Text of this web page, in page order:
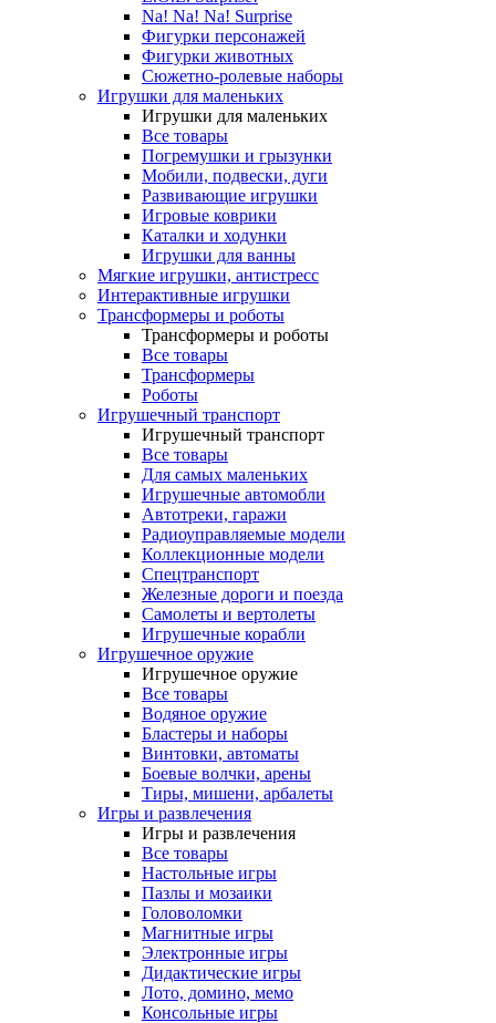
Na! Na! Na! Surprise
Фигурки персонажей
Фигурки животных
Сюжетно-ролевые наборы
Игрушки для маленьких
Игрушки для маленьких
Все товары
Погремушки и грызунки
Мобили, подвески, дуги
Развивающие игрушки
Игровые коврики
Каталки и ходунки
Игрушки для ванны
Мягкие игрушки, антистресс
Интерактивные игрушки
Трансформеры и роботы
Трансформеры и роботы
Все товары
Трансформеры
Роботы
Игрушечный транспорт
Игрушечный транспорт
Все товары
Для самых маленьких
Игрушечные автомобли
Автотреки, гаражи
Радиоуправляемые модели
Коллекционные модели
Спецтранспорт
Железные дороги и поезда
Самолеты и вертолеты
Игрушечные корабли
Игрушечное оружие
Игрушечное оружие
Все товары
Водяное оружие
Бластеры и наборы
Винтовки, автоматы
Боевые волчки, арены
Тиры, мишени, арбалеты
Игры и развлечения
Игры и развлечения
Все товары
Настольные игры
Пазлы и мозаики
Головоломки
Магнитные игры
Электронные игры
Дидактические игры
Лото, домино, мемо
Консольные игры